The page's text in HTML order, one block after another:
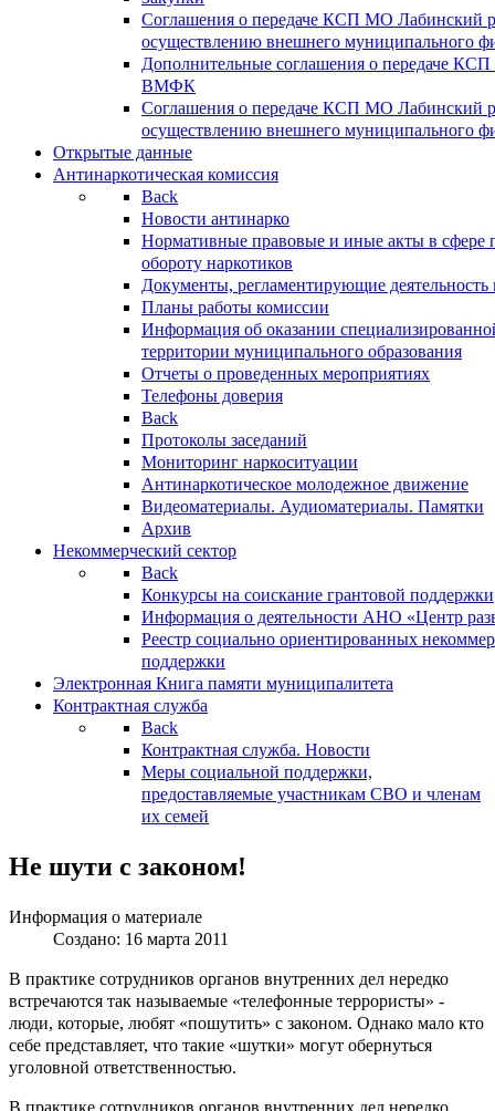
Соглашения о передаче КСП МО Лабинский
осуществлению внешнего муниципального
Дополнительные соглашения о передаче
ВМФК
Соглашения о передаче КСП МО Лабинский
осуществлению внешнего муниципального
Открытые данные
Антинаркотическая комиссия
Back
Новости антинарко
Нормативные правовые и иные акты в сфере
обороту наркотиков
Документы, регламентирующие деятельность
Планы работы комиссии
Информация об оказании
территории муниципального образования
Отчеты о проведенных мероприятиях
Телефоны доверия
Back
Протоколы заседаний
Мониторинг наркоситуации
Антинаркотическое молодежное движение
Видеоматериалы. Аудиоматериалы. Памятки
Архив
Некоммерческий сектор
Back
Конкурсы на соискание грантовой поддержки
Информация о деятельности АНО «Центр
Реестр социально ориентированных
поддержки
Электронная Книга памяти муниципалитета
Контрактная служба
Back
Контрактная служба. Новости
Меры социальной поддержки,
предоставляемые участникам СВО и членам
их семей
Не шути с законом!
Информация о материале
Создано: 16 марта 2011
В практике сотрудников органов внутренних дел нередко
встречаются так называемые «телефонные террористы» -
люди, которые, любят «пошутить» с законом. Однако мало кто
себе представляет, что такие «шутки» могут обернуться
уголовной ответственностью.
В практике сотрудников органов внутренних дел нередко